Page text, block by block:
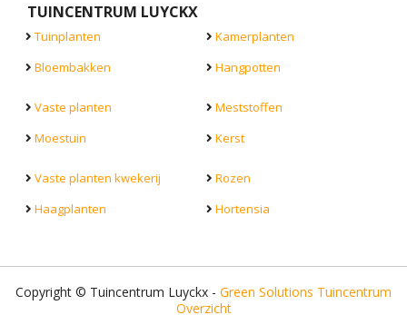
TUINCENTRUM LUYCKX
Tuinplanten
Kamerplanten
Bloembakken
Hangpotten
Vaste planten
Meststoffen
Moestuin
Kerst
Vaste planten kwekerij
Rozen
Haagplanten
Hortensia
Copyright © Tuincentrum Luyckx - Green Solutions Tuincentrum
Overzicht